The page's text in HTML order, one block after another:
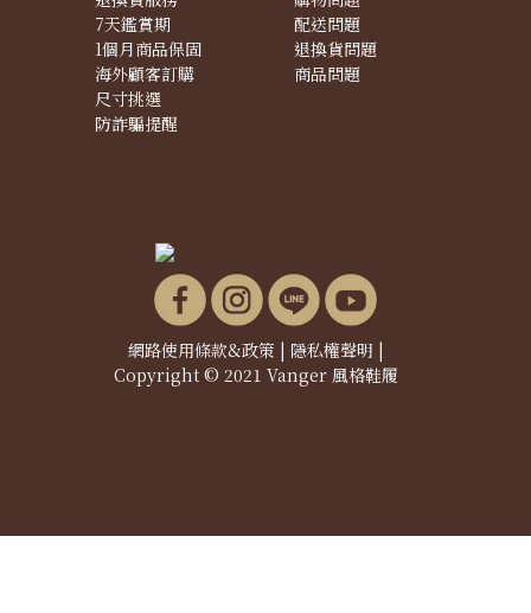
7天鑑賞期
1個月商品保固
海外顧客訂購
尺寸挑選
防詐騙提醒
配送問題
退換貨問題
商品問題
網路使用條款&政策 | 隱私權聲明 |
Copyright © 2021 Vanger 風格鞋履